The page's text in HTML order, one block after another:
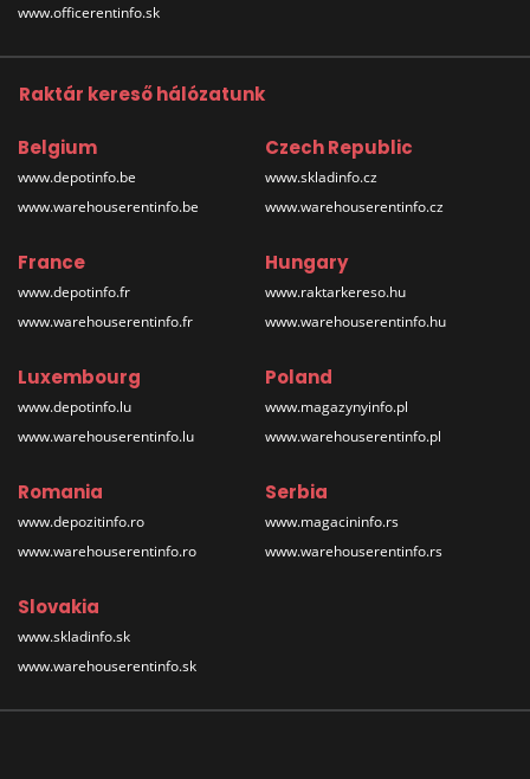
www.officerentinfo.sk
Raktár kereső hálózatunk
Belgium
www.depotinfo.be
www.warehouserentinfo.be
Czech Republic
www.skladinfo.cz
www.warehouserentinfo.cz
France
www.depotinfo.fr
www.warehouserentinfo.fr
Hungary
www.raktarkereso.hu
www.warehouserentinfo.hu
Luxembourg
www.depotinfo.lu
www.warehouserentinfo.lu
Poland
www.magazynyinfo.pl
www.warehouserentinfo.pl
Romania
www.depozitinfo.ro
www.warehouserentinfo.ro
Serbia
www.magacininfo.rs
www.warehouserentinfo.rs
Slovakia
www.skladinfo.sk
www.warehouserentinfo.sk